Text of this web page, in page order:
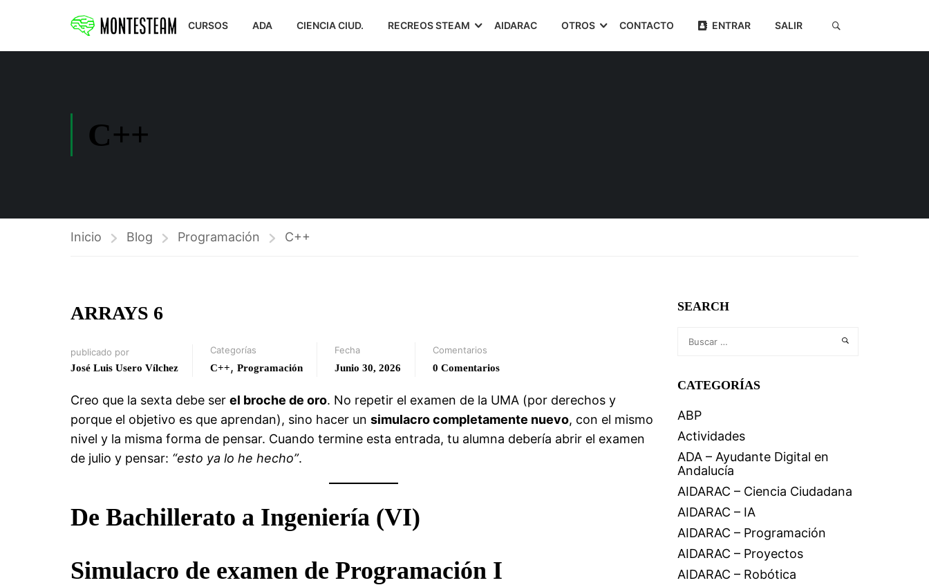
CURSOS ADA CIENCIA CIUD. RECREOS STEAM AIDARAC OTROS CONTACTO ENTRAR SALIR
C++
Inicio Blog Programación C++
ARRAYS 6
publicado por
José Luis Usero Vílchez
Categorías
C++, Programación
Fecha
Junio 30, 2026
Comentarios
0 Comentarios
Creo que la sexta debe ser el broche de oro. No repetir el examen de la UMA (por derechos y
porque el objetivo es que aprendan), sino hacer un simulacro completamente nuevo, con el mismo
nivel y la misma forma de pensar. Cuando termine esta entrada, tu alumna debería abrir el examen
de julio y pensar: “esto ya lo he hecho”.
De Bachillerato a Ingeniería (VI)
Simulacro de examen de Programación I
SEARCH
CATEGORÍAS
ABP
Actividades
ADA – Ayudante Digital en
Andalucía
AIDARAC – Ciencia Ciudadana
AIDARAC – IA
AIDARAC – Programación
AIDARAC – Proyectos
AIDARAC – Robótica